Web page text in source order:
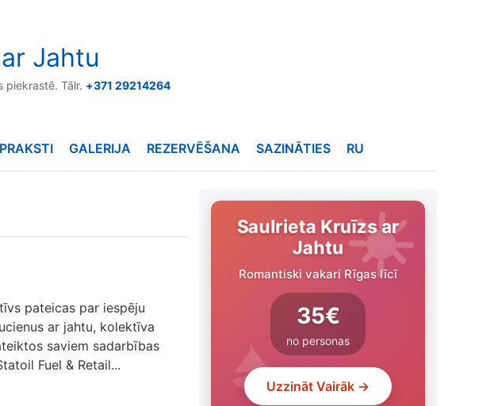
Jahtu
piekrastē. Tālr. +371 29214264
GALERIJA REZERVĒŠANA SAZINĀTIES RU
pateicas par iespēju
ar jahtu, kolektīva
saviem sadarbības
Fuel & Retail...
Saulrieta Kruīzs ar
Jahtu
Romantiski vakari Rīgas līcī
35€
no personas
Uzzināt Vairāk →